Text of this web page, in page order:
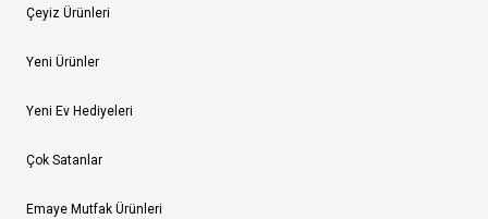
Çeyiz Ürünleri
Yeni Ürünler
Yeni Ev Hediyeleri
Çok Satanlar
Emaye Mutfak Ürünleri